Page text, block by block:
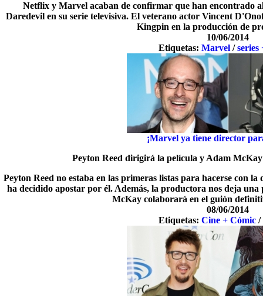
Netflix y Marvel acaban de confirmar que han encontrado
Daredevil en su serie televisiva. El veterano actor Vincent
Kingpin en la producción de
10/06/2014
Etiquetas:Marvel /series
¡Marvel ya tiene director
Peyton Reed dirigirá la película y Adam
Peyton Reed no estaba en las primeras listas para hacerse con
ha decidido apostar por él. Además, la productora nos deja
McKay colaborará en el guión
08/06/2014
Etiquetas:Cine + Cómic /